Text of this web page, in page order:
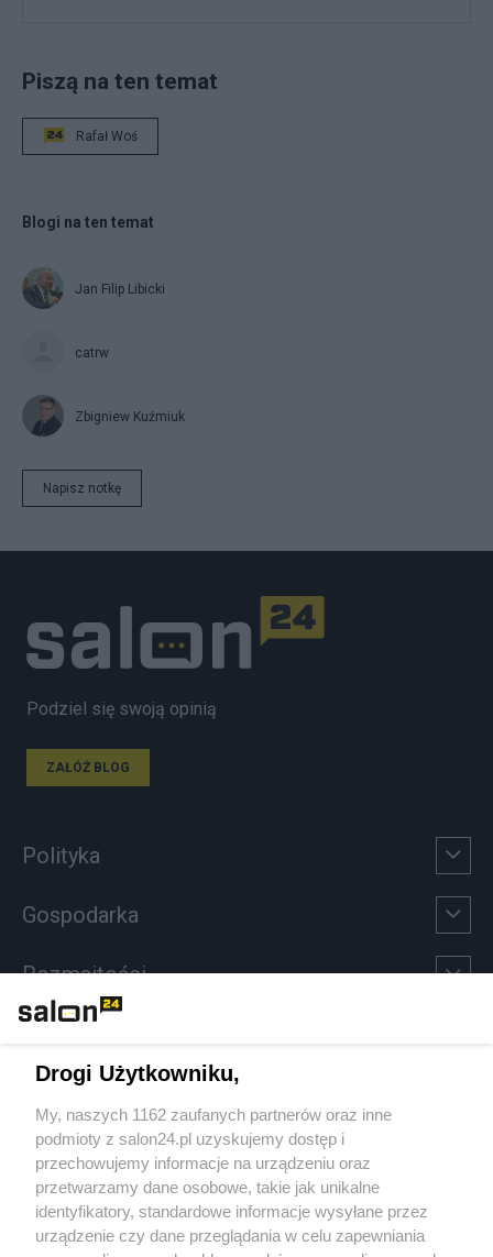
Piszą na ten temat
Rafał Woś
Blogi na ten temat
Jan Filip Libicki
catrw
Zbigniew Kuźmiuk
Napisz notkę
Podziel się swoją opinią
ZAŁÓŻ BLOG
Polityka
Gospodarka
Rozmaitości
Sport
Społeczeństwo
Kultura
Drogi Użytkowniku,
My, naszych 1162 zaufanych partnerów oraz inne
podmioty z salon24.pl uzyskujemy dostęp i
przechowujemy informacje na urządzeniu oraz
przetwarzamy dane osobowe, takie jak unikalne
identyfikatory, standardowe informacje wysyłane przez
urządzenie czy dane przeglądania w celu zapewniania